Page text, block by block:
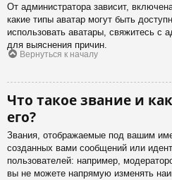
От администратора зависит,
какие типы аватар могут быть
использовать аватары, свяжитесь с
для выяснения причин.
Вернуться к началу
Что такое звание и
его?
Звания, отображаемые под вашим
созданных вами сообщений или
пользователей: например,
вы не можете напрямую изменять